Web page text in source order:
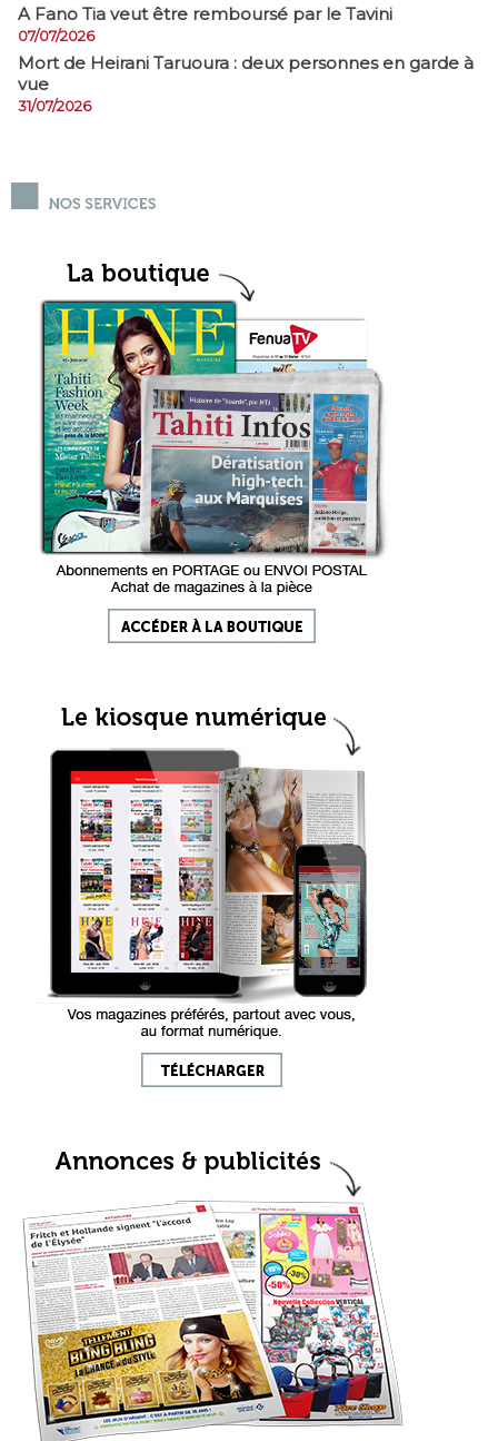
A Fano Tia veut être remboursé par le Tavini
07/07/2026
Mort de Heirani Taruoura : deux personnes en garde à
vue
31/07/2026